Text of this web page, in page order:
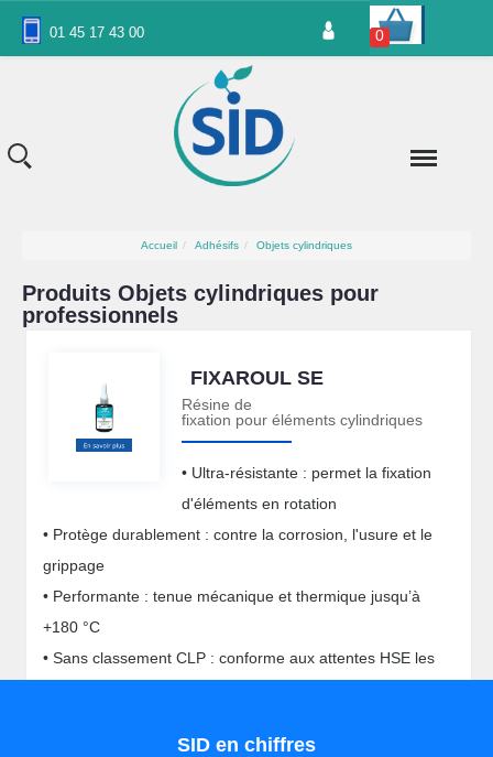
01 45 17 43 00 0
Accueil Adhésifs Objets cylindriques
Produits Objets cylindriques pour
professionnels
FIXAROUL SE
Résine de
fixation pour éléments cylindriques
• Ultra-résistante : permet la fixation
d'éléments en rotation
• Protège durablement : contre la corrosion, l'usure et le
grippage
• Performante : tenue mécanique et thermique jusqu’à
+180 °C
• Sans classement CLP : conforme aux attentes HSE les
SID en chiffres